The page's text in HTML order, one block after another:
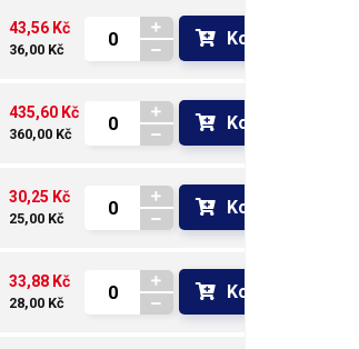
43,56 Kč
36,00 Kč
Koupit
435,60 Kč
360,00 Kč
Koupit
30,25 Kč
25,00 Kč
Koupit
33,88 Kč
28,00 Kč
Koupit